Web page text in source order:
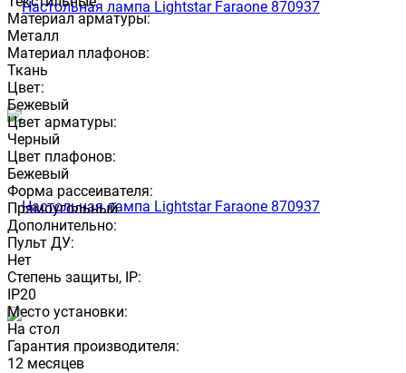
Материал арматуры:
Металл
Материал плафонов:
Ткань
Цвет:
Бежевый
Цвет арматуры:
Черный
Цвет плафонов:
Бежевый
Форма рассеивателя:
Прямоугольный
Дополнительно:
Пульт ДУ:
Нет
Степень защиты, IP:
IP20
Место установки:
На стол
Гарантия производителя:
12 месяцев